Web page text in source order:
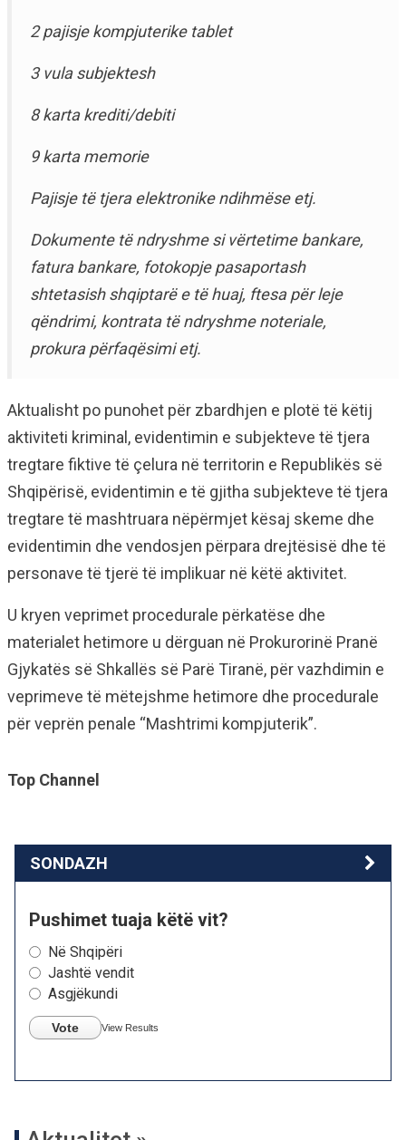
2 pajisje kompjuterike tablet
3 vula subjektesh
8 karta krediti/debiti
9 karta memorie
Pajisje të tjera elektronike ndihmëse etj.
Dokumente të ndryshme si vërtetime bankare,
fatura bankare, fotokopje pasaportash
shtetasish shqiptarë e të huaj, ftesa për leje
qëndrimi, kontrata të ndryshme noteriale,
prokura përfaqësimi etj.
Aktualisht po punohet për zbardhjen e plotë të këtij
aktiviteti kriminal, evidentimin e subjekteve të tjera
tregtare fiktive të çelura në territorin e Republikës së
Shqipërisë, evidentimin e të gjitha subjekteve të tjera
tregtare të mashtruara nëpërmjet kësaj skeme dhe
evidentimin dhe vendosjen përpara drejtësisë dhe të
personave të tjerë të implikuar në këtë aktivitet.
U kryen veprimet procedurale përkatëse dhe
materialet hetimore u dërguan në Prokurorinë Pranë
Gjykatës së Shkallës së Parë Tiranë, për vazhdimin e
veprimeve të mëtejshme hetimore dhe procedurale
për veprën penale “Mashtrimi kompjuterik”.
Top Channel
SONDAZH
Pushimet tuaja këtë vit?
Në Shqipëri
Jashtë vendit
Asgjëkundi
Vote View Results